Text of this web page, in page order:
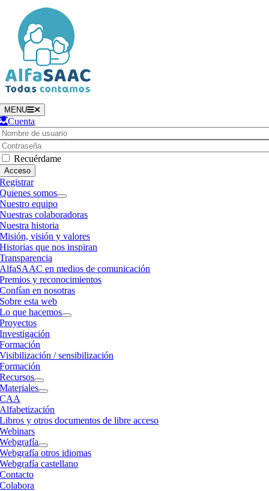
contenido
MENU
Cuenta
Recuérdame
Registrar
Quienes somos
Nuestro equipo
Nuestras colaboradoras
Nuestra historia
Misión, visión y valores
Historias que nos inspiran
Transparencia
AlfaSAAC en medios de comunicación
Premios y reconocimientos
Confían en nosotras
Sobre esta web
Lo que hacemos
Proyectos
Investigación
Formación
Visibilización / sensibilización
Formación
Recursos
Materiales
CAA
Alfabetización
Libros y otros documentos de libre acceso
Webinars
Webgrafía
Webgrafía otros idiomas
Webgrafía castellano
Contacto
Colabora